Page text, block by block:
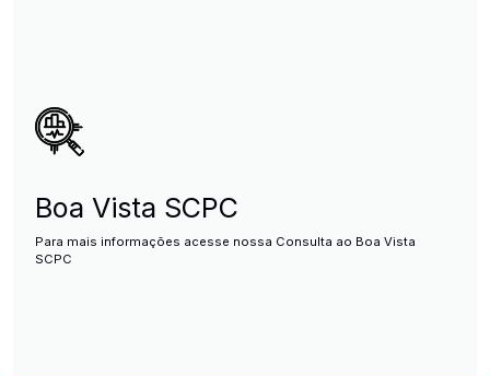
Boa Vista SCPC
Para mais informações acesse nossa Consulta ao Boa Vista
SCPC